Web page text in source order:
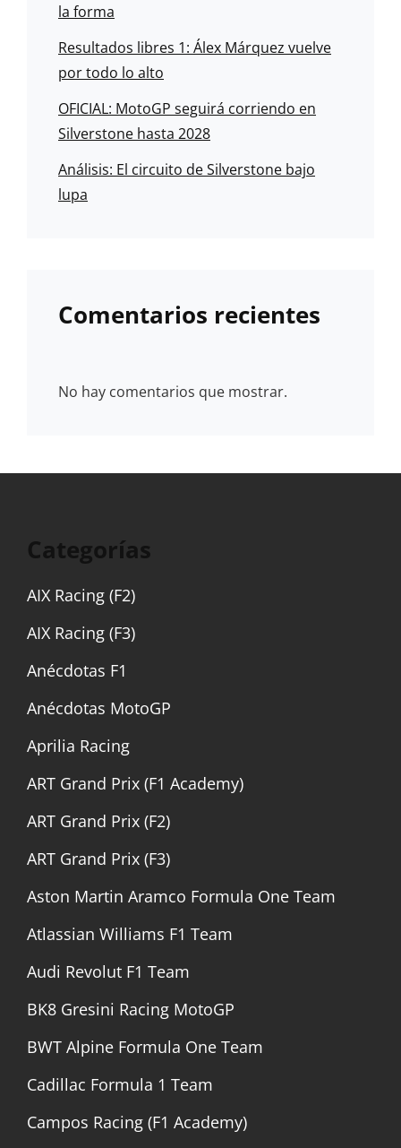
la forma
Resultados libres 1: Álex Márquez vuelve
por todo lo alto
OFICIAL: MotoGP seguirá corriendo en
Silverstone hasta 2028
Análisis: El circuito de Silverstone bajo
lupa
Comentarios recientes
No hay comentarios que mostrar.
Categorías
AIX Racing (F2)
AIX Racing (F3)
Anécdotas F1
Anécdotas MotoGP
Aprilia Racing
ART Grand Prix (F1 Academy)
ART Grand Prix (F2)
ART Grand Prix (F3)
Aston Martin Aramco Formula One Team
Atlassian Williams F1 Team
Audi Revolut F1 Team
BK8 Gresini Racing MotoGP
BWT Alpine Formula One Team
Cadillac Formula 1 Team
Campos Racing (F1 Academy)